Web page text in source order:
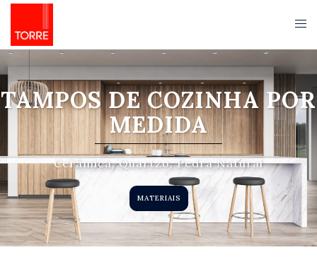
TAMPOS DE COZINHA POR
MEDIDA
Cerâmica, Quartzo, Pedra Natural
MATERIAIS